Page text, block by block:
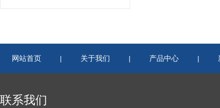
网站首页 | 关于我们 | 产品中心 |
联系我们